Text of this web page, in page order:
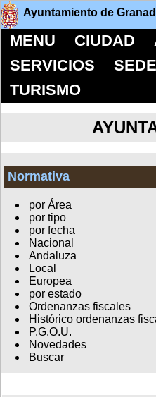
Ayuntamiento de
MENU CIUDAD
SERVICIOS
TURISMO
Normativa
por Área
por tipo
por fecha
Nacional
Andaluza
Local
Europea
por estado
Ordenanzas fiscales
Histórico ordenanzas
P.G.O.U.
Novedades
Buscar